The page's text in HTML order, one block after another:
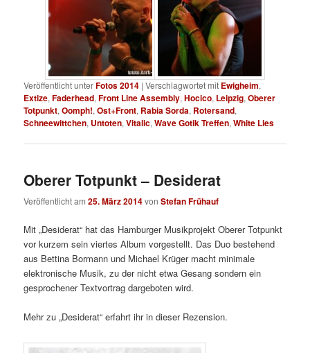
Veröffentlicht unterFotos 2014 |Verschlagwortet mit Ewigheim,
Extize,Faderhead,Front Line Assembly,Hocico, Leipzig,Oberer
Totpunkt,Oomph!,Ost+Front, Rabia Sorda, Rotersand,
Schneewittchen, Untoten,Vitalic,Wave Gotik Treffen,White Lies
Oberer Totpunkt – Desiderat
Veröffentlicht am25. März 2014vonStefan Frühauf
Mit „Desiderat“ hat das Hamburger Musikprojekt Oberer Totpunkt
vor kurzem sein viertes Album vorgestellt. Das Duo bestehend
aus Bettina Bormann und Michael Krüger macht minimale
elektronische Musik, zu der nicht etwa Gesang sondern ein
gesprochener Textvortrag dargeboten wird.
Mehr zu „Desiderat“ erfahrt ihr in dieser Rezension.